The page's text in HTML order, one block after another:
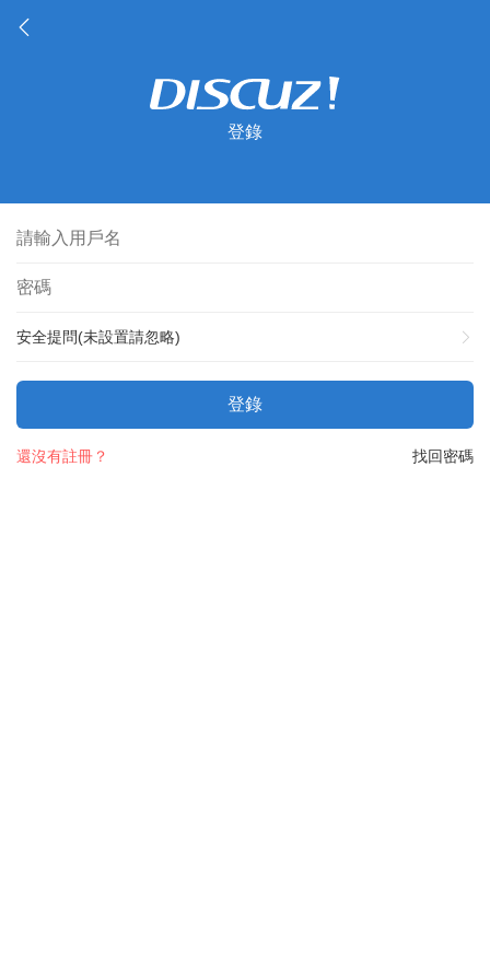
登錄
安全提問(未設置請忽略)
登錄
找回密碼
還沒有註冊？